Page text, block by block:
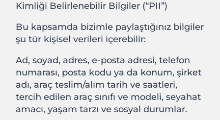
Kimliği Belirlenebilir Bilgiler (“PII”)
Bu kapsamda bizimle paylaştığınız bilgiler
şu tür kişisel verileri içerebilir:
Ad, soyad, adres, e-posta adresi, telefon
numarası, posta kodu ya da konum, şirket
adı, araç teslim/alım tarih ve saatleri,
tercih edilen araç sınıfı ve modeli, seyahat
amacı, yaşam tarzı ve sosyal durumlar.